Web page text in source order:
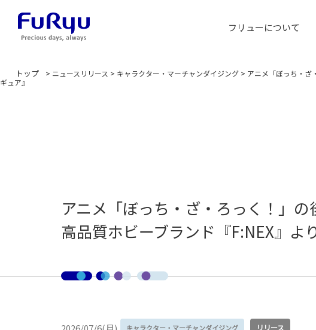
フリューについて
トップ > ニュースリリース > キャラクター・マーチャンダイジング > アニメ「ぼっち・ざ
ギュア』
アニメ「ぼっち・ざ・ろっく！」
高品質ホビーブランド『F:NEX』
キャラクター・マーチャンダイジング リリース